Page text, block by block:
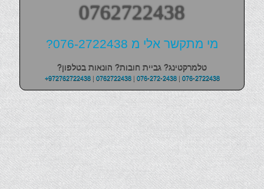
0762722438
מי מתקשר אלי מ 076-2722438?
טלמרקטינג? גביית חובות? הונאות בטלפון?
+972762722438| 0762722438| 076-272-2438| 076-2722438